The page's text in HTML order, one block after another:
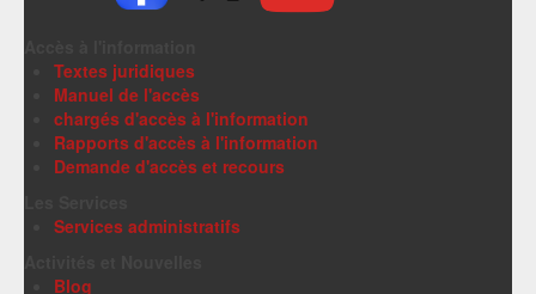
Textes juridiques
Manuel de l'accès
chargés d'accès à l'information
Rapports d'accès à l'information
Demande d'accès et recours
Services administratifs
Blog